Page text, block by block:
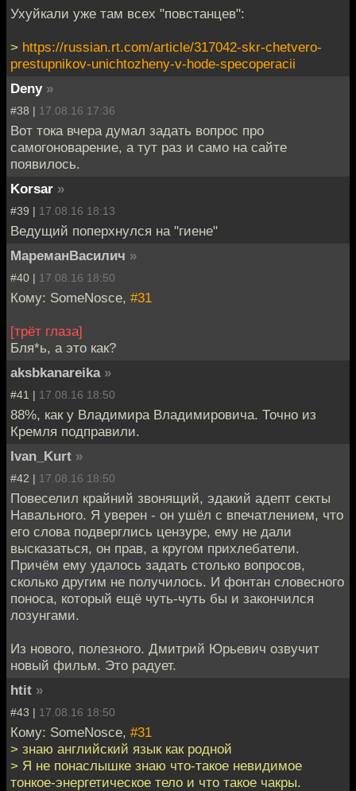
Ухуйкали уже там всех "повстанцев":
> https://russian.rt.com/article/317042-skr-chetvero-
prestupnikov-unichtozheny-v-hode-specoperacii
Deny »
#38 | 17.08.16 17:36
Вот тока вчера думал задать вопрос про
самогоноварение, а тут раз и само на сайте
появилось.
Korsar »
#39 | 17.08.16 18:13
Ведущий поперхнулся на "гиене"
МареманВасилич »
#40 | 17.08.16 18:50
Кому: SomeNosce, #31
[трёт глаза]
Бля*ь, а это как?
aksbkanareika »
#41 | 17.08.16 18:50
88%, как у Владимира Владимировича. Точно из
Кремля подправили.
Ivan_Kurt »
#42 | 17.08.16 18:50
Повеселил крайний звонящий, эдакий адепт секты
Навального. Я уверен - он ушёл с впечатлением, что
его слова подверглись цензуре, ему не дали
высказаться, он прав, а кругом прихлебатели.
Причём ему удалось задать столько вопросов,
сколько другим не получилось. И фонтан словесного
поноса, который ещё чуть-чуть бы и закончился
лозунгами.
Из нового, полезного. Дмитрий Юрьевич озвучит
новый фильм. Это радует.
htit »
#43 | 17.08.16 18:50
Кому: SomeNosce, #31
> знаю английский язык как родной
> Я не понаслышке знаю что-такое невидимое
тонкое-энергетическое тело и что такое чакры.